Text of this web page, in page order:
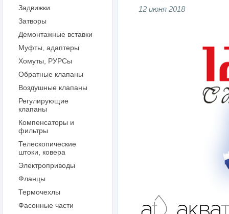
Задвижки
Затворы
Демонтажные вставки
Муфты, адаптеры
Хомуты, РУРСы
Обратные клапаны
Воздушные клапаны
Регулирующие
клапаны
Компенсаторы и
фильтры
Телескопические
штоки, ковера
Электроприводы
Фланцы
Термочехлы
Фасонные части
12 июня 2018